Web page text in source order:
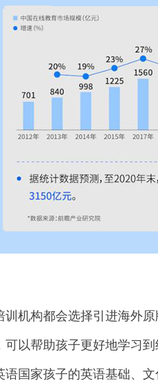
机构都会选择引进海外原
以帮助孩子更好地学习
国家孩子的英语基础、